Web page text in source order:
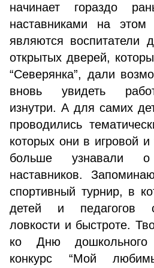
начинает гораздо
наставниками на
являются воспитатели
открытых дверей,
“Северянка”, дали
вновь увидеть
изнутри. А для самих
проводились
которых они в игровой
больше узнавали
наставников.
спортивный турнир, в
детей и педагогов
ловкости и быстроте.
ко Дню дошкольного
конкурс “Мой